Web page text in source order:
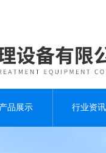
产品展示 行业资讯